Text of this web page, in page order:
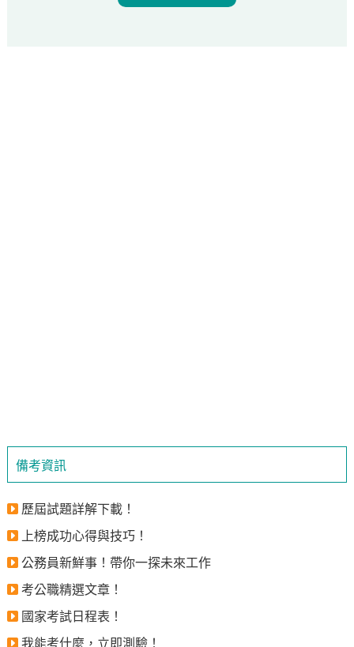
備考資訊
歷屆試題詳解下載！
上榜成功心得與技巧！
公務員新鮮事！帶你一探未來工作
考公職精選文章！
國家考試日程表！
我能考什麼，立即測驗！